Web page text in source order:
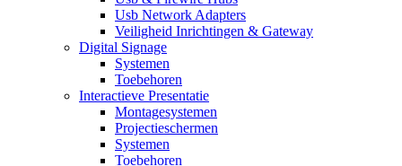
Usb Network Adapters
Veiligheid Inrichtingen & Gateway
Digital Signage
Systemen
Toebehoren
Interactieve Presentatie
Montagesystemen
Projectieschermen
Systemen
Toebehoren